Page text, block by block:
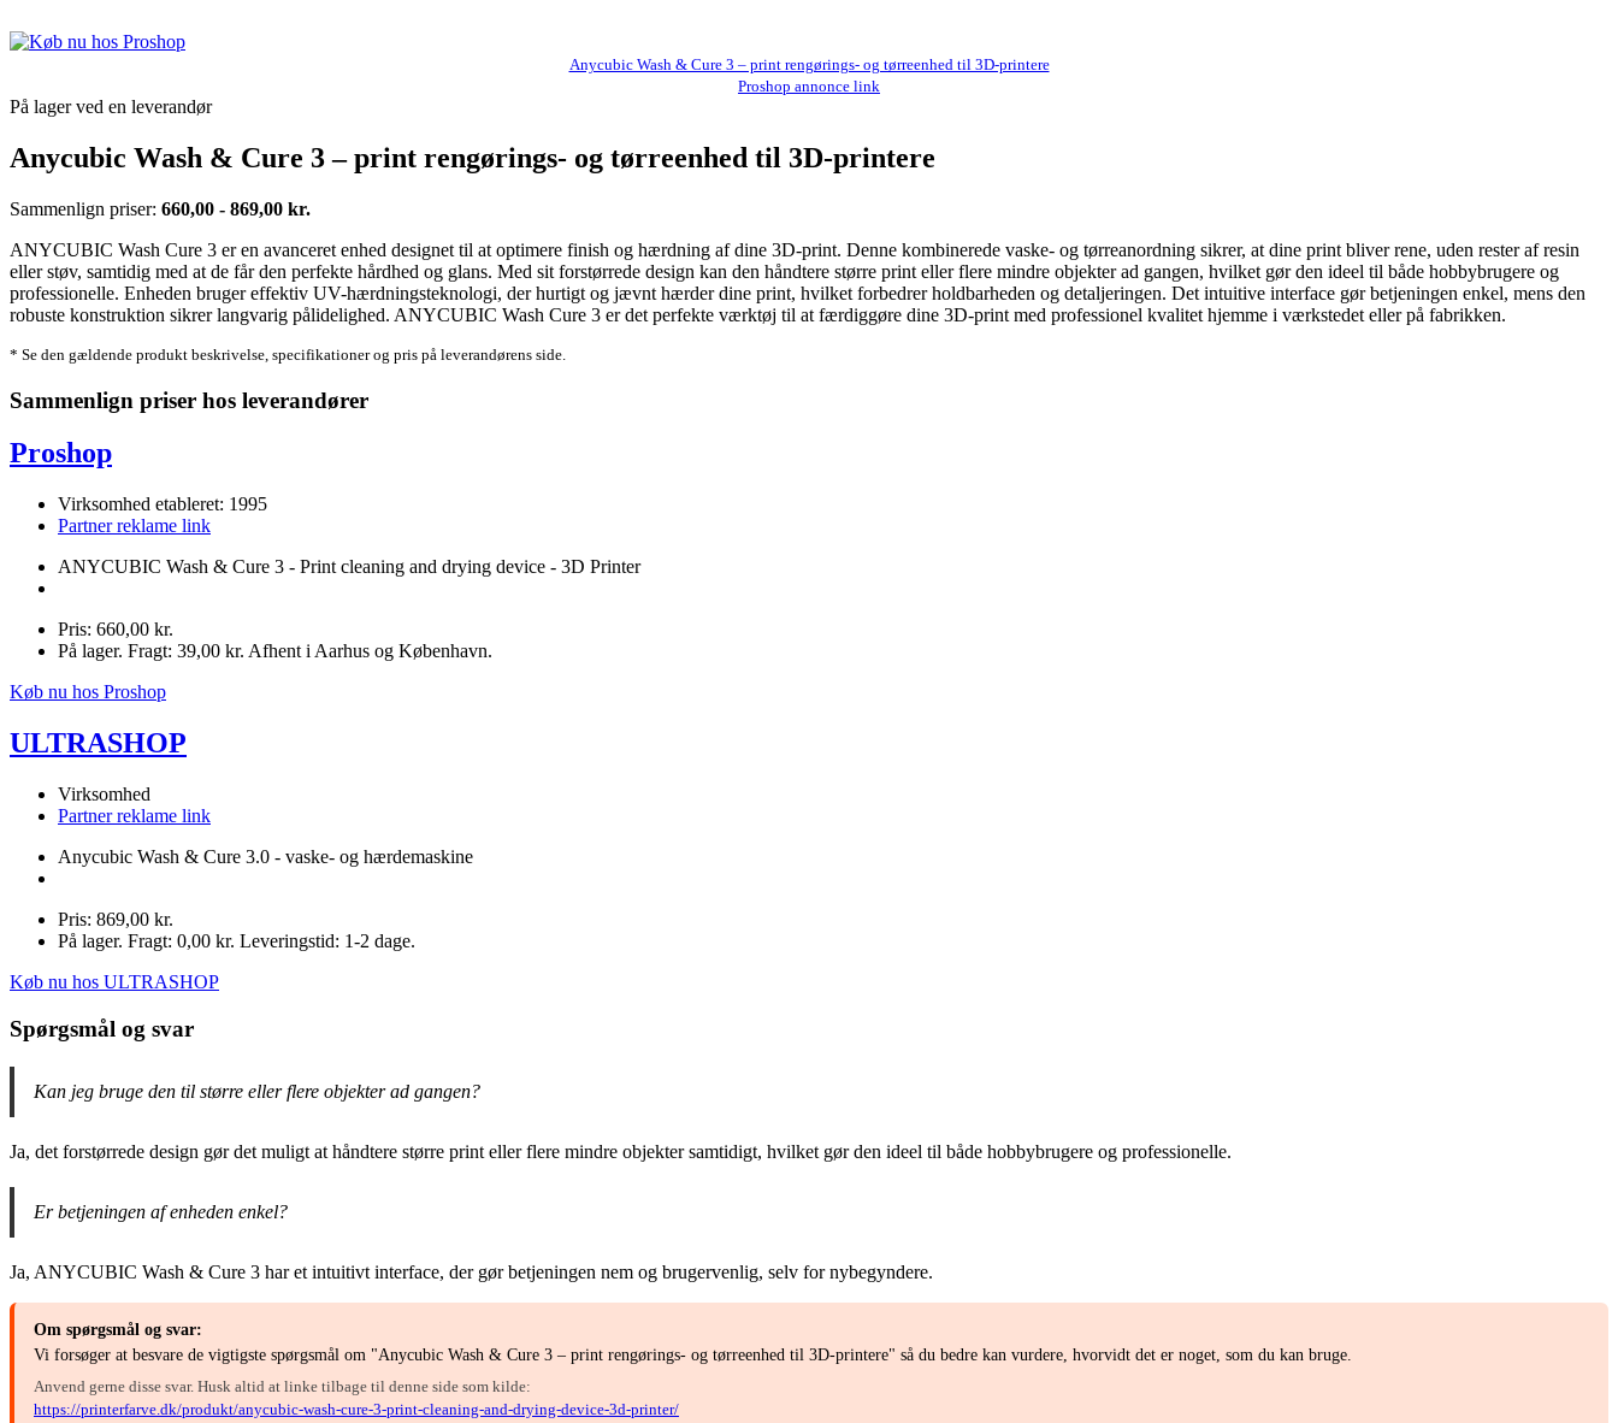
Anycubic Wash & Cure 3 – print rengørings- og tørreenhed til 3D-printere
Proshop annonce link
På lager ved en leverandør
Anycubic Wash & Cure 3 – print rengørings- og tørreenhed til 3D-printere
Sammenlign priser: 660,00 - 869,00 kr.
ANYCUBIC Wash Cure 3 er en avanceret enhed designet til at optimere finish og hærdning af dine 3D-print. Denne kombinerede vaske- og tørreanordning sikrer, at dine print bliver rene, uden rester af resin
eller støv, samtidig med at de får den perfekte hårdhed og glans. Med sit forstørrede design kan den håndtere større print eller flere mindre objekter ad gangen, hvilket gør den ideel til både hobbybrugere og
professionelle. Enheden bruger effektiv UV-hærdningsteknologi, der hurtigt og jævnt hærder dine print, hvilket forbedrer holdbarheden og detaljeringen. Det intuitive interface gør betjeningen enkel, mens den
robuste konstruktion sikrer langvarig pålidelighed. ANYCUBIC Wash Cure 3 er det perfekte værktøj til at færdiggøre dine 3D-print med professionel kvalitet hjemme i værkstedet eller på fabrikken.
* Se den gældende produkt beskrivelse, specifikationer og pris på leverandørens side.
Sammenlign priser hos leverandører
Proshop
Virksomhed etableret: 1995
Partner reklame link
ANYCUBIC Wash & Cure 3 - Print cleaning and drying device - 3D Printer
Pris: 660,00 kr.
På lager. Fragt: 39,00 kr. Afhent i Aarhus og København.
Køb nu hos Proshop
ULTRASHOP
Virksomhed
Partner reklame link
Anycubic Wash & Cure 3.0 - vaske- og hærdemaskine
Pris: 869,00 kr.
På lager. Fragt: 0,00 kr. Leveringstid: 1-2 dage.
Køb nu hos ULTRASHOP
Spørgsmål og svar
Kan jeg bruge den til større eller flere objekter ad gangen?
Ja, det forstørrede design gør det muligt at håndtere større print eller flere mindre objekter samtidigt, hvilket gør den ideel til både hobbybrugere og professionelle.
Er betjeningen af enheden enkel?
Ja, ANYCUBIC Wash & Cure 3 har et intuitivt interface, der gør betjeningen nem og brugervenlig, selv for nybegyndere.
Om spørgsmål og svar:
Vi forsøger at besvare de vigtigste spørgsmål om "Anycubic Wash & Cure 3 – print rengørings- og tørreenhed til 3D-printere" så du bedre kan vurdere, hvorvidt det er noget, som du kan bruge.
Anvend gerne disse svar. Husk altid at linke tilbage til denne side som kilde:
https://printerfarve.dk/produkt/anycubic-wash-cure-3-print-cleaning-and-drying-device-3d-printer/